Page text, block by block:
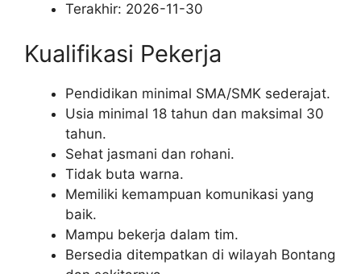
Terakhir: 2026-11-30
Kualifikasi Pekerja
Pendidikan minimal SMA/SMK sederajat.
Usia minimal 18 tahun dan maksimal 30
tahun.
Sehat jasmani dan rohani.
Tidak buta warna.
Memiliki kemampuan komunikasi yang
baik.
Mampu bekerja dalam tim.
Bersedia ditempatkan di wilayah Bontang